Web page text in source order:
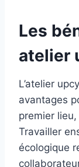
Les
atelier
L’atelier
avantages
premier
Travailler
écologique